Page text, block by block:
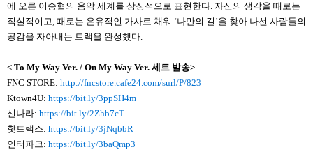
에 오른 이승협의 음악 세계를 상징적으로 표현한다. 자신의 생각을 때로는
직설적이고, 때로는 은유적인 가사로 채워 ‘나만의 길’을 찾아 나선 사람들의
공감을 자아내는 트랙을 완성했다.
< To My Way Ver. / On My Way Ver. 세트 발송>
FNC STORE: http://fncstore.cafe24.com/surl/P/823
Ktown4U: https://bit.ly/3ppSH4m
신나라: https://bit.ly/2Zhb7cT
핫트랙스: https://bit.ly/3jNqbbR
인터파크: https://bit.ly/3baQmp3